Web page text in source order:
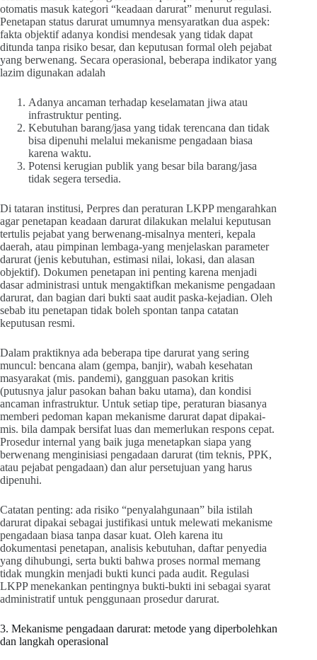
otomatis masuk kategori “keadaan darurat” menurut regulasi.
Penetapan status darurat umumnya mensyaratkan dua aspek:
fakta objektif adanya kondisi mendesak yang tidak dapat
ditunda tanpa risiko besar, dan keputusan formal oleh pejabat
yang berwenang. Secara operasional, beberapa indikator yang
lazim digunakan adalah
Adanya ancaman terhadap keselamatan jiwa atau
infrastruktur penting.
Kebutuhan barang/jasa yang tidak terencana dan tidak
bisa dipenuhi melalui mekanisme pengadaan biasa
karena waktu.
Potensi kerugian publik yang besar bila barang/jasa
tidak segera tersedia.
Di tataran institusi, Perpres dan peraturan LKPP mengarahkan
agar penetapan keadaan darurat dilakukan melalui keputusan
tertulis pejabat yang berwenang-misalnya menteri, kepala
daerah, atau pimpinan lembaga-yang menjelaskan parameter
darurat (jenis kebutuhan, estimasi nilai, lokasi, dan alasan
objektif). Dokumen penetapan ini penting karena menjadi
dasar administrasi untuk mengaktifkan mekanisme pengadaan
darurat, dan bagian dari bukti saat audit paska-kejadian. Oleh
sebab itu penetapan tidak boleh spontan tanpa catatan
keputusan resmi.
Dalam praktiknya ada beberapa tipe darurat yang sering
muncul: bencana alam (gempa, banjir), wabah kesehatan
masyarakat (mis. pandemi), gangguan pasokan kritis
(putusnya jalur pasokan bahan baku utama), dan kondisi
ancaman infrastruktur. Untuk setiap tipe, peraturan biasanya
memberi pedoman kapan mekanisme darurat dapat dipakai-
mis. bila dampak bersifat luas dan memerlukan respons cepat.
Prosedur internal yang baik juga menetapkan siapa yang
berwenang menginisiasi pengadaan darurat (tim teknis, PPK,
atau pejabat pengadaan) dan alur persetujuan yang harus
dipenuhi.
Catatan penting: ada risiko “penyalahgunaan” bila istilah
darurat dipakai sebagai justifikasi untuk melewati mekanisme
pengadaan biasa tanpa dasar kuat. Oleh karena itu
dokumentasi penetapan, analisis kebutuhan, daftar penyedia
yang dihubungi, serta bukti bahwa proses normal memang
tidak mungkin menjadi bukti kunci pada audit. Regulasi
LKPP menekankan pentingnya bukti-bukti ini sebagai syarat
administratif untuk penggunaan prosedur darurat.
3. Mekanisme pengadaan darurat: metode yang diperbolehkan
dan langkah operasional